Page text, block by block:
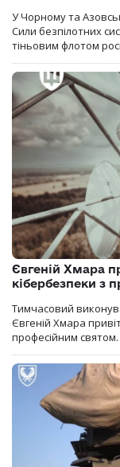
У Чорному та
Сили безпілотних
тіньовим флотом
Євгеній Хмара
кібербезпеки з
Тимчасовий
Євгеній Хмара
професійним святом.